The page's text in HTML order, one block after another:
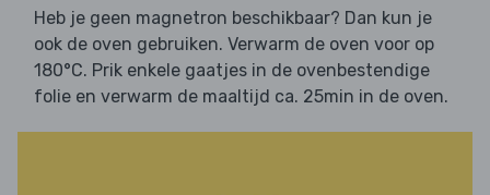
Heb je geen magnetron beschikbaar? Dan kun je
ook de oven gebruiken. Verwarm de oven voor op
180°C. Prik enkele gaatjes in de ovenbestendige
folie en verwarm de maaltijd ca. 25min in de oven.